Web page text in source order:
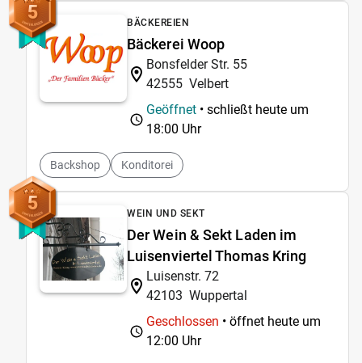
5 BÄCKEREIEN
Bäckerei Woop
Bonsfelder Str. 55
42555 Velbert
Geöffnet • schließt heute um
18:00 Uhr
Backshop Konditorei
5 WEIN UND SEKT
Der Wein & Sekt Laden im
Luisenviertel Thomas Kring
Luisenstr. 72
42103 Wuppertal
Geschlossen • öffnet heute um
12:00 Uhr